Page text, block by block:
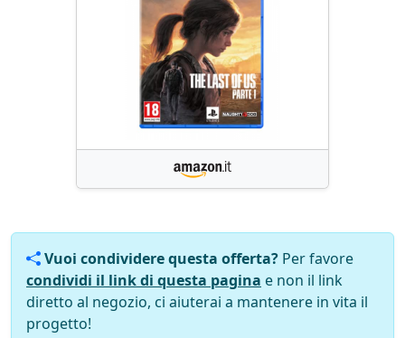
Vuoi condividere questa offerta? Per favore
condividi il link di questa pagina e non il link
diretto al negozio, ci aiuterai a mantenere in vita il
progetto!